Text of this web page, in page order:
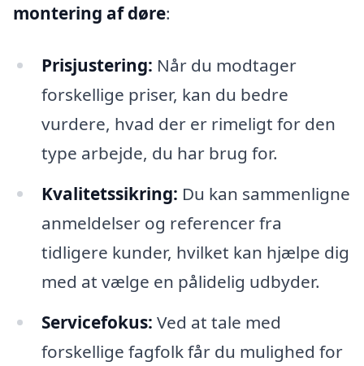
montering af døre:
Prisjustering: Når du modtager
forskellige priser, kan du bedre
vurdere, hvad der er rimeligt for den
type arbejde, du har brug for.
Kvalitetssikring: Du kan sammenligne
anmeldelser og referencer fra
tidligere kunder, hvilket kan hjælpe dig
med at vælge en pålidelig udbyder.
Servicefokus: Ved at tale med
forskellige fagfolk får du mulighed for